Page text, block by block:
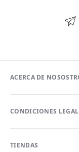
ACERCA DE
CONDICIONES
TIENDAS